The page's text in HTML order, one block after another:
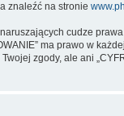
znaleźć na stronie
cudze
ma prawo w
zgody, ale ani